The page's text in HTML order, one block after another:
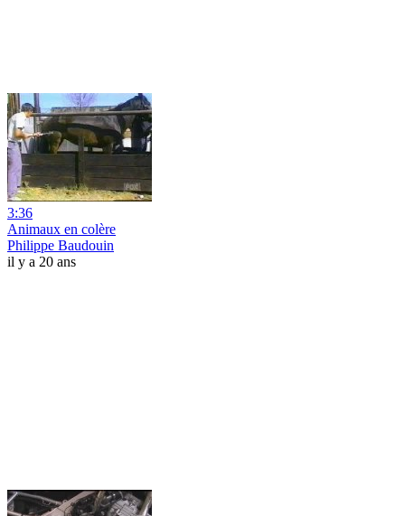
3:36
Animaux en colère
Philippe Baudouin
il y a 20 ans